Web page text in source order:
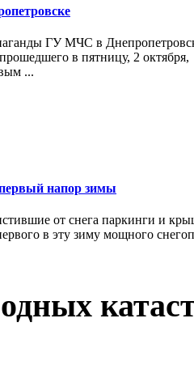
ГУ МЧС в
в пятницу, 2 октября,
...
напор зимы
от снега паркинги и
в эту зиму мощного